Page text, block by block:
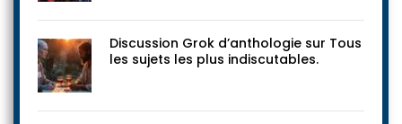
Discussion Grok d’anthologie sur Tous
les sujets les plus indiscutables.